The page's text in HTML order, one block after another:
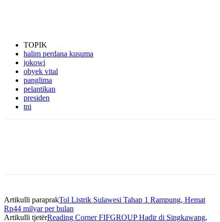
TOPIK
halim perdana kusuma
jokowi
obyek vital
panglima
pelantikan
presiden
tni
Artikulli paraprakTol Listrik Sulawesi Tahap 1 Rampung, Hemat
Rp44 milyar per bulan
Artikulli tjetërReading Corner FIFGROUP Hadir di Singkawang,